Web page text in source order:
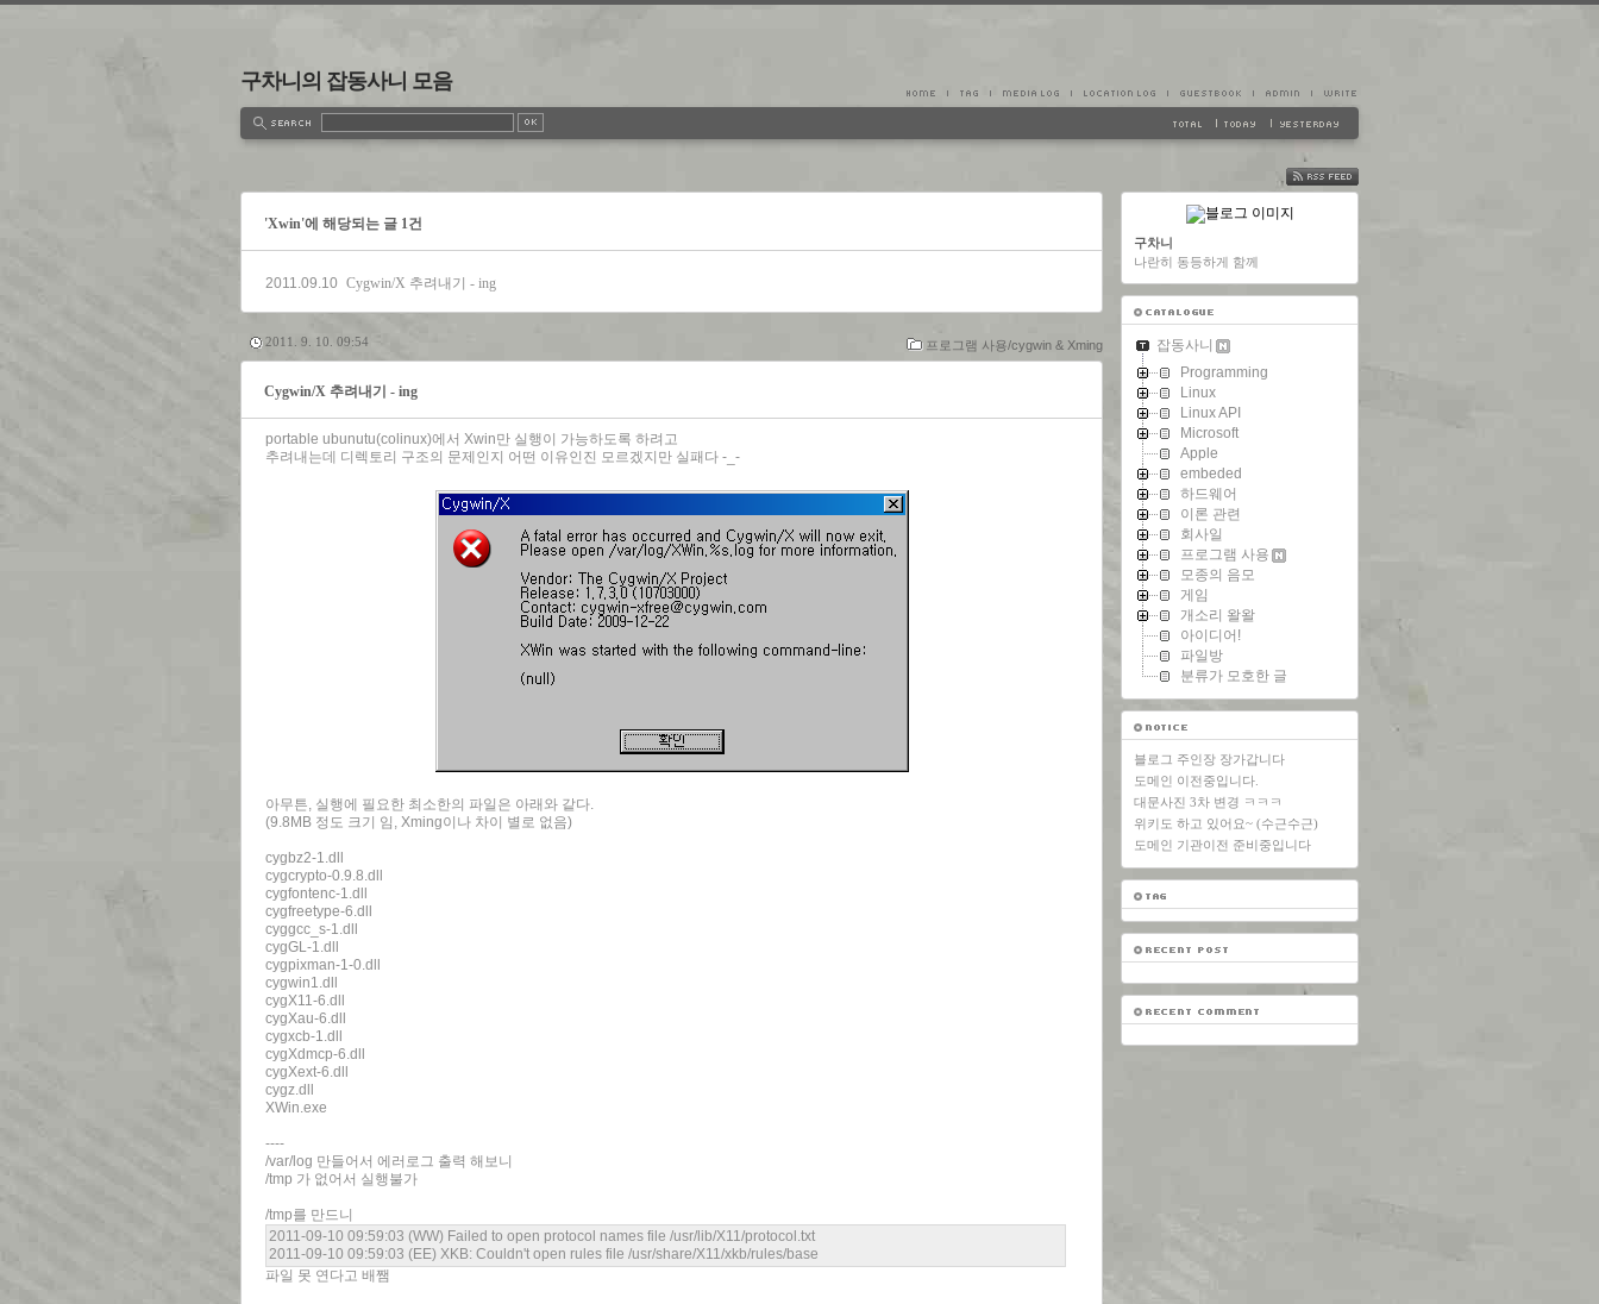
구차니의 잡동사니 모음
'Xwin'에 해당되는 글 1건
2011.09.10 Cygwin/X 추려내기 - ing
프로그램 사용/cygwin & Xming
2011. 9. 10. 09:54
Cygwin/X 추려내기 - ing
portable ubunutu(colinux)에서 Xwin만 실행이 가능하도록 하려고
추려내는데 디렉토리 구조의 문제인지 어떤 이유인진 모르겠지만 실패다 -_-
아무튼, 실행에 필요한 최소한의 파일은 아래와 같다.
(9.8MB 정도 크기 임, Xming이나 차이 별로 없음)
cygbz2-1.dll
cygcrypto-0.9.8.dll
cygfontenc-1.dll
cygfreetype-6.dll
cyggcc_s-1.dll
cygGL-1.dll
cygpixman-1-0.dll
cygwin1.dll
cygX11-6.dll
cygXau-6.dll
cygxcb-1.dll
cygXdmcp-6.dll
cygXext-6.dll
cygz.dll
XWin.exe
----
/var/log 만들어서 에러로그 출력 해보니
/tmp 가 없어서 실행불가
/tmp를 만드니
2011-09-10 09:59:03 (WW) Failed to open protocol names file /usr/lib/X11/protocol.txt
2011-09-10 09:59:03 (EE) XKB: Couldn't open rules file /usr/share/X11/xkb/rules/base
파일 못 연다고 배쨈
FEED
구차니
나란히 동등하게 함께
잡동사니
Programming
Linux
Linux API
Microsoft
Apple
embeded
하드웨어
이론 관련
회사일
프로그램 사용
모종의 음모
게임
개소리 왈왈
아이디어!
파일방
분류가 모호한 글
블로그 주인장 장가갑니다
도메인 이전중입니다.
대문사진 3차 변경 ㅋㅋㅋ
위키도 하고 있어요~ (수근수근)
도메인 기관이전 준비중입니다